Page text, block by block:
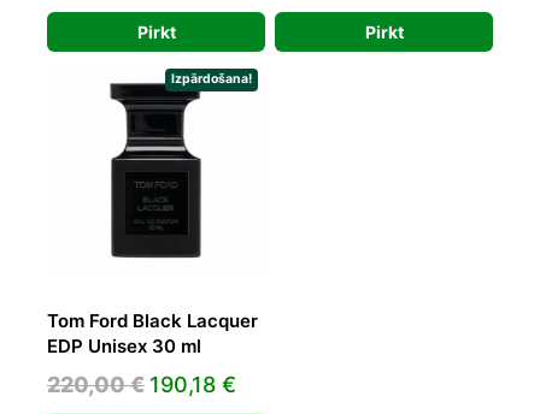
price
was:
45,00 €.
price
is:
23,60 €.
Pirkt
was:
30,00 €.15,00 €.
Pirkt
Izpārdošana!
Tom Ford Black Lacquer
EDP Unisex 30 ml
220,00€ Original
190,18 €